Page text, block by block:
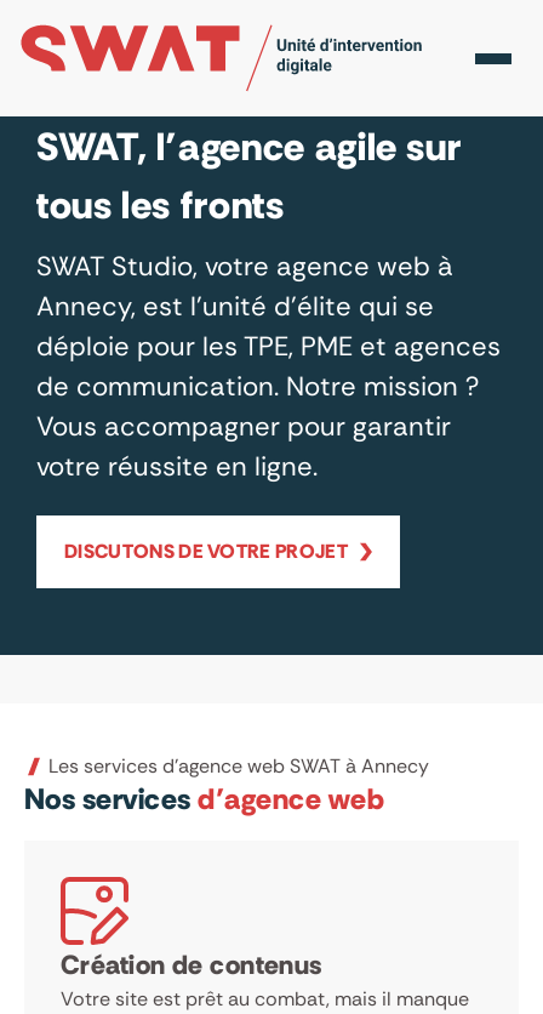
SWAT, l’agence agile sur
tous les fronts
SWAT Studio, votre agence web à
Annecy, est l’unité d’élite qui se
déploie pour les TPE, PME et agences
de communication. Notre mission ?
Vous accompagner pour garantir
votre réussite en ligne.
DISCUTONS DE VOTRE PROJET
Les services d’agence web SWAT à Annecy
Nos servicesd’agence web
Création de contenus
Votre site est prêt au combat, mais il manque